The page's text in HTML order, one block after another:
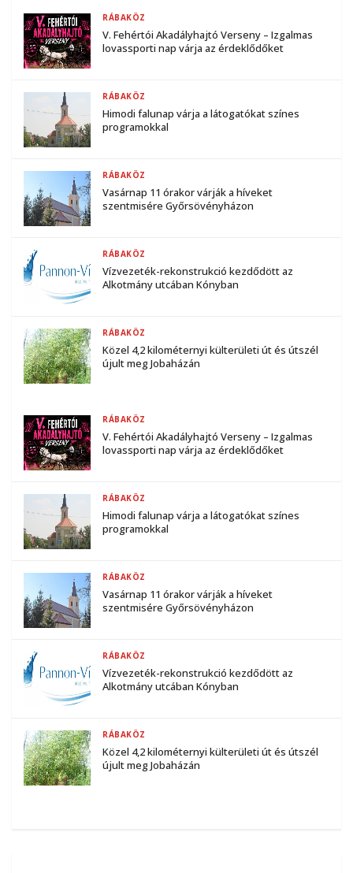
V. Fehértói Akadályhajtó Verseny – Izgalmas
lovassporti nap várja az érdeklődőket
RÁBAKÖZ
Himodi falunap várja a látogatókat színes
programokkal
RÁBAKÖZ
Vasárnap 11 órakor várják a híveket
szentmisére Győrsövényházon
RÁBAKÖZ
Vízvezeték-rekonstrukció kezdődött az
Alkotmány utcában Kónyban
RÁBAKÖZ
Közel 4,2 kilométernyi külterületi út és útszél
újult meg Jobaházán
RÁBAKÖZ
V. Fehértói Akadályhajtó Verseny – Izgalmas
lovassporti nap várja az érdeklődőket
RÁBAKÖZ
Himodi falunap várja a látogatókat színes
programokkal
RÁBAKÖZ
Vasárnap 11 órakor várják a híveket
szentmisére Győrsövényházon
RÁBAKÖZ
Vízvezeték-rekonstrukció kezdődött az
Alkotmány utcában Kónyban
RÁBAKÖZ
Közel 4,2 kilométernyi külterületi út és útszél
újult meg Jobaházán
RÁBAKÖZ